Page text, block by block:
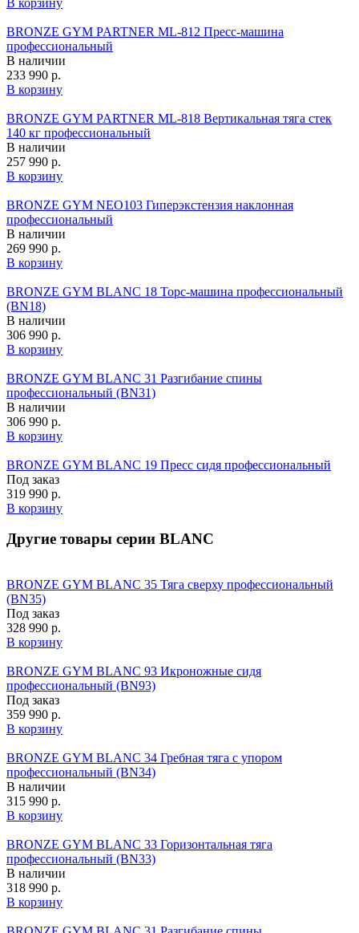
BRONZE GYM PARTNER ML-812 Пресс-машина
профессиональный
В наличии
233 990 р.
В корзину
BRONZE GYM PARTNER ML-818 Вертикальная тяга стек
140 кг профессиональный
В наличии
257 990 р.
В корзину
BRONZE GYM NEO103 Гиперэкстензия наклонная
профессиональный
В наличии
269 990 р.
В корзину
BRONZE GYM BLANC 18 Торс-машина профессиональный
(BN18)
В наличии
306 990 р.
В корзину
BRONZE GYM BLANC 31 Разгибание спины
профессиональный (BN31)
В наличии
306 990 р.
В корзину
BRONZE GYM BLANC 19 Пресс сидя профессиональный
Под заказ
319 990 р.
В корзину
Другие товары серии BLANC
BRONZE GYM BLANC 35 Тяга сверху профессиональный
(BN35)
Под заказ
328 990 р.
В корзину
BRONZE GYM BLANC 93 Икроножные сидя
профессиональный (BN93)
Под заказ
359 990 р.
В корзину
BRONZE GYM BLANC 34 Гребная тяга с упором
профессиональный (BN34)
В наличии
315 990 р.
В корзину
BRONZE GYM BLANC 33 Горизонтальная тяга
профессиональный (BN33)
В наличии
318 990 р.
В корзину